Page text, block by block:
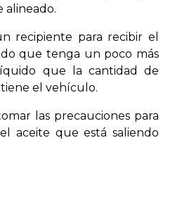
alineado.
recipiente para recibir el
que tenga un poco más
que la cantidad de
el vehículo.
las precauciones para
aceite que está saliendo